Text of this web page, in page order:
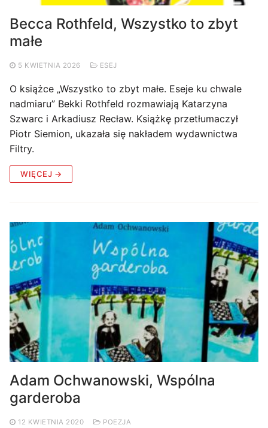
Becca Rothfeld, Wszystko to zbyt
małe
5 KWIETNIA 2026 ESEJ
O książce „Wszystko to zbyt małe. Eseje ku chwale
nadmiaru” Bekki Rothfeld rozmawiają Katarzyna
Szwarc i Arkadiusz Recław. Książkę przetłumaczył
Piotr Siemion, ukazała się nakładem wydawnictwa
Filtry.
WIĘCEJ →
Adam Ochwanowski, Wspólna
garderoba
12 KWIETNIA 2020 POEZJA